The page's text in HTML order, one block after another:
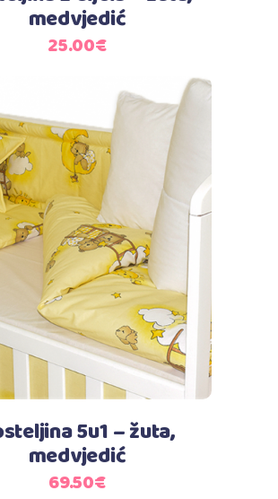
medvjedić
25.00€
Dodaj u košaricu
5u1 – žuta,
medvjedić
69.50€